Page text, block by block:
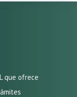
que ofrece